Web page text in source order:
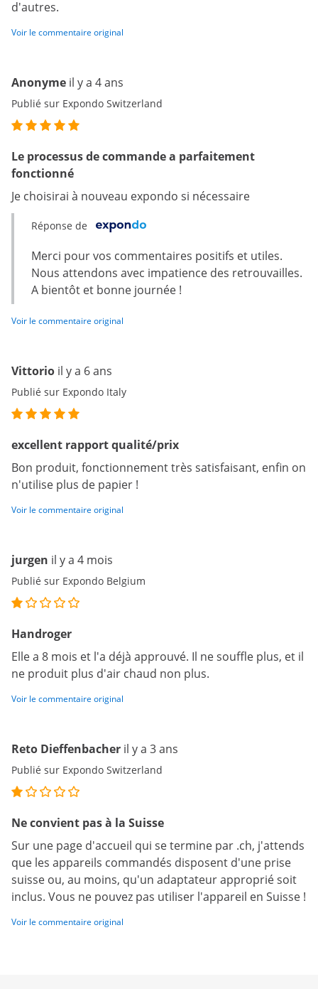
d'autres.
Voir le commentaire original
Anonyme il y a 4 ans
Publié sur Expondo Switzerland
Le processus de commande a parfaitement
fonctionné
Je choisirai à nouveau expondo si nécessaire
Réponse de
Merci pour vos commentaires positifs et utiles.
Nous attendons avec impatience des retrouvailles.
A bientôt et bonne journée !
Voir le commentaire original
Vittorio il y a 6 ans
Publié sur Expondo Italy
excellent rapport qualité/prix
Bon produit, fonctionnement très satisfaisant, enfin on
n'utilise plus de papier !
Voir le commentaire original
jurgen il y a 4 mois
Publié sur Expondo Belgium
Handroger
Elle a 8 mois et l'a déjà approuvé. Il ne souffle plus, et il
ne produit plus d'air chaud non plus.
Voir le commentaire original
Reto Dieffenbacher il y a 3 ans
Publié sur Expondo Switzerland
Ne convient pas à la Suisse
Sur une page d'accueil qui se termine par .ch, j'attends
que les appareils commandés disposent d'une prise
suisse ou, au moins, qu'un adaptateur approprié soit
inclus. Vous ne pouvez pas utiliser l'appareil en Suisse !
Voir le commentaire original